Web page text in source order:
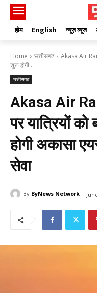
होम English न्यूज़ व्यूज
Home छत्तीसगढ़
Akasa Air
शुरू होगी...
छत्तीसगढ़
Akasa Air
पर यात्रियों
होगी अकासा
सेवा
By ByNews Network